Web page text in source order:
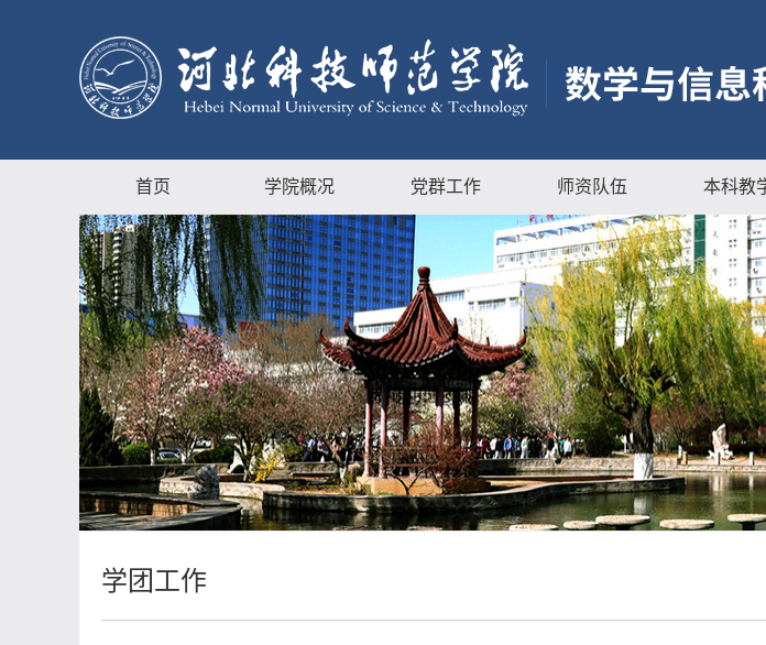
首页 学院概况 党群工作 师资队伍 本科教
学团工作